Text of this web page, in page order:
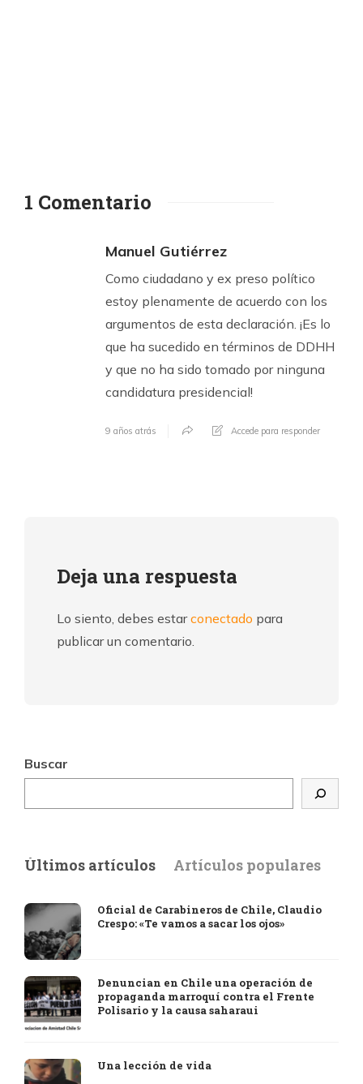
1 Comentario
Manuel Gutiérrez
Como ciudadano y ex preso político
estoy plenamente de acuerdo con los
argumentos de esta declaración. ¡Es lo
que ha sucedido en términos de DDHH
y que no ha sido tomado por ninguna
candidatura presidencial!
9 años atrás Accede para responder
Deja una respuesta
Lo siento, debes estarconectado para
publicar un comentario.
Buscar
Últimos artículos Artículos populares
Oficial de Carabineros de Chile, Claudio
Crespo: «Te vamos a sacar los ojos»
Denuncian en Chile una operación de
propaganda marroquí contra el Frente
Polisario y la causa saharaui
Una lección de vida